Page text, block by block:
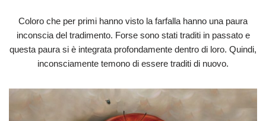
Coloro che per primi hanno visto la farfalla hanno una paura
inconscia del tradimento. Forse sono stati traditi in passato e
questa paura si è integrata profondamente dentro di loro. Quindi,
inconsciamente temono di essere traditi di nuovo.